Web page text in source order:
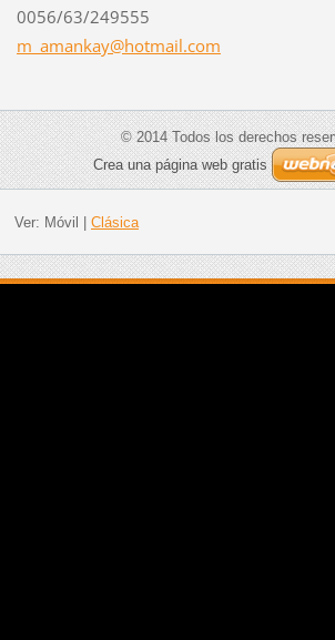
0056/63/249555
m_amankay@hotmail.com
© 2014 Todos los derechos
Crea una página web gratis
Ver: Móvil Clásica